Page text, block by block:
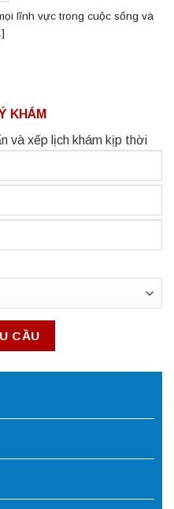
lĩnh vực trong cuộc sống và
KHÁM
và xếp lịch khám kịp thời